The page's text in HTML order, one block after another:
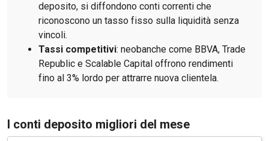
deposito, si diffondono conti correnti che
riconoscono un tasso fisso sulla liquidità senza
vincoli.
Tassi competitivi: neobanche come BBVA, Trade
Republic e Scalable Capital offrono rendimenti
fino al 3% lordo per attrarre nuova clientela.
I conti deposito migliori del mese